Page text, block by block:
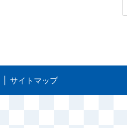
サイトマップ